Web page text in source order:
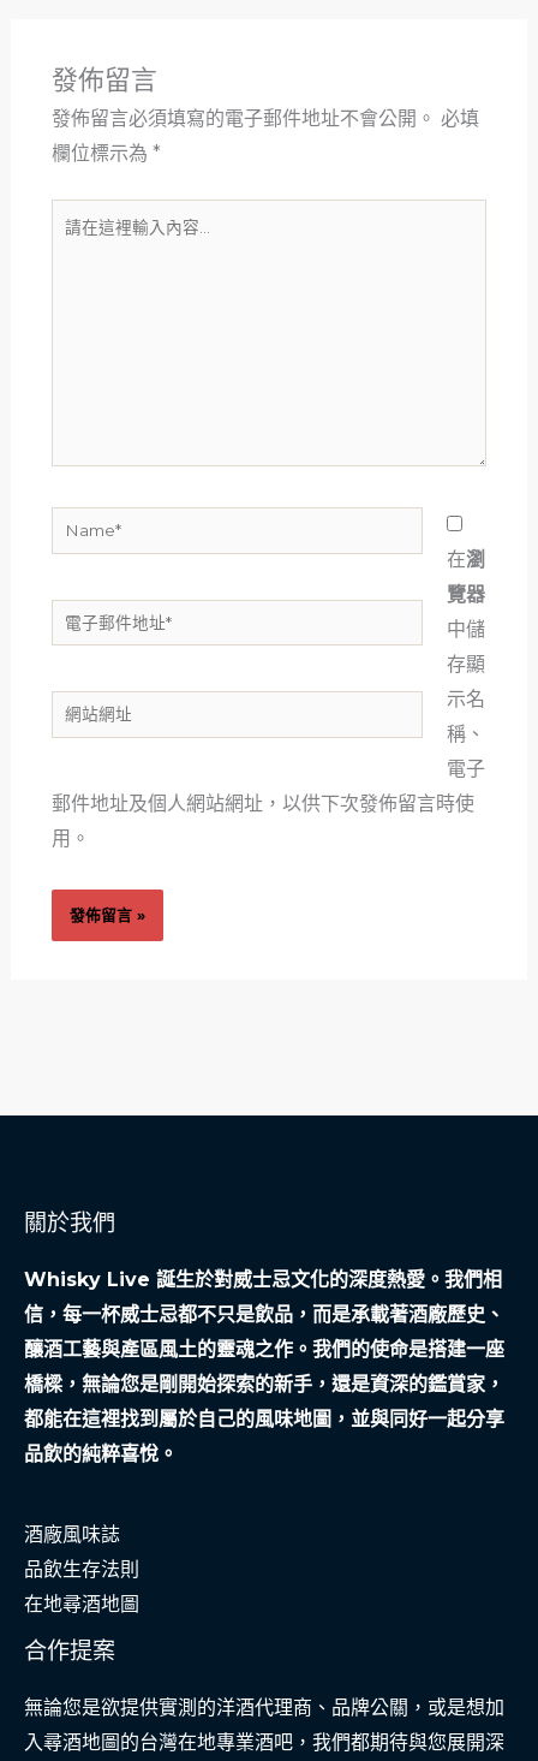
發佈留言
發佈留言必須填寫的電子郵件地址不會公開。 必填
欄位標示為 *
請
Name*
電
子
件
址
*
網
站
址
在瀏
覽器
中儲
存顯
示名
稱、
電子
郵件地址及個人網站網址，以供下次發佈留言時使
用。
關於我們
Whisky Live 誕生於對威士忌文化的深度熱愛。我們相
信，每一杯威士忌都不只是飲品，而是承載著酒廠歷史、
釀酒工藝與產區風土的靈魂之作。我們的使命是搭建一座
橋樑，無論您是剛開始探索的新手，還是資深的鑑賞家，
都能在這裡找到屬於自己的風味地圖，並與同好一起分享
品飲的純粹喜悅。
酒廠風味誌
品飲生存法則
在地尋酒地圖
合作提案
無論您是欲提供實測的洋酒代理商、品牌公關，或是想加
入尋酒地圖的台灣在地專業酒吧，我們都期待與您展開深